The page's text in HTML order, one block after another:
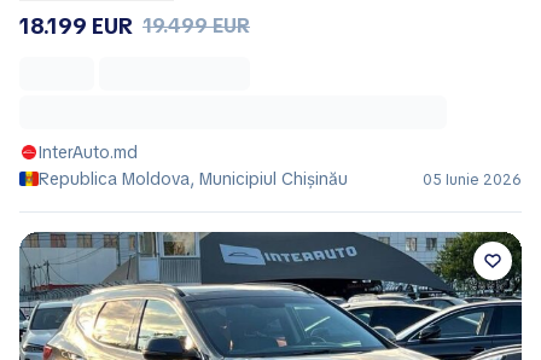
18.199 EUR 19.499 EUR
InterAuto.md
Republica Moldova, Municipiul Chișinău
05 Iunie 2026